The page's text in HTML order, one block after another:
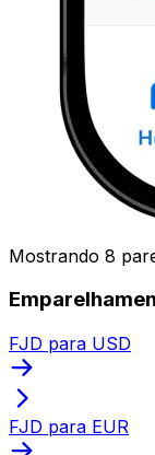
Mostrando 8
FJD para USD
FJD para EUR